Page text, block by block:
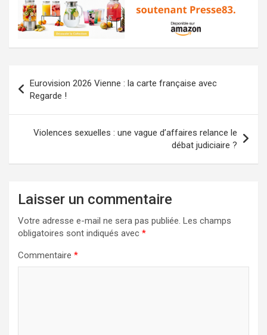
de
l’article
Eurovision 2026 Vienne : la carte française avec
Regarde !
Violences sexuelles : une vague d’affaires relance le
débat judiciaire ?
Laisser un commentaire
Votre adresse e-mail ne sera pas publiée. Les champs
obligatoires sont indiqués avec *
Commentaire *